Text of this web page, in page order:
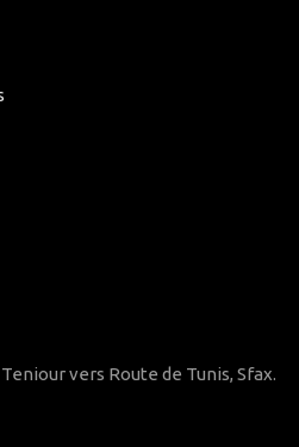
vers Route de Tunis, Sfax.